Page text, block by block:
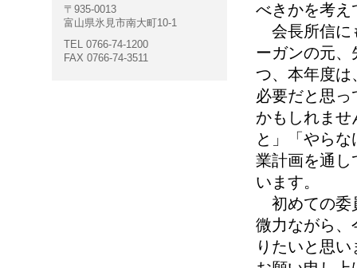
べきかを考え
会長所信に
ーガンの元
つ、本年度は
必要だと思
かもしれま
と」「やら
業計画を通し
います。
初めての委
微力ながら、
りたいと思
〒935-0013
富山県氷見市南大町10-1
TEL 0766-74-1200
FAX 0766-74-3511